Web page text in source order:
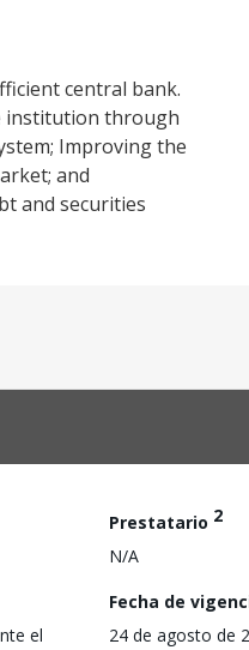
central bank.
institution through
Improving the
and
and securities
Prestatario 2
N/A
el
Fecha de
24 de agosto de